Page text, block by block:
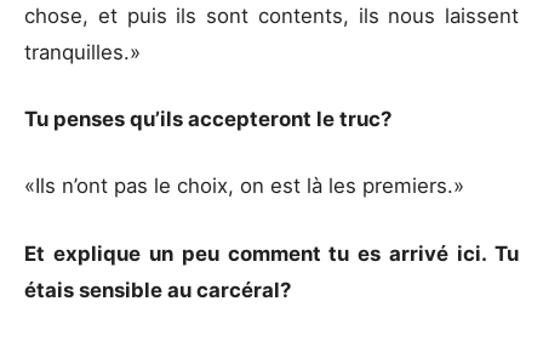
chose, et puis ils sont contents, ils nous laissent
tranquilles.»
Tu penses qu’ils accepteront le truc?
«Ils n’ont pas le choix, on est là les premiers.»
Et explique un peu comment tu es arrivé ici. Tu
étais sensible au carcéral?